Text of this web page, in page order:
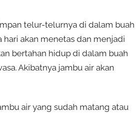
telur-telurnya di dalam buah
akan menetas dan menjadi
bertahan hidup di dalam buah
Akibatnya jambu air akan
air yang sudah matang atau